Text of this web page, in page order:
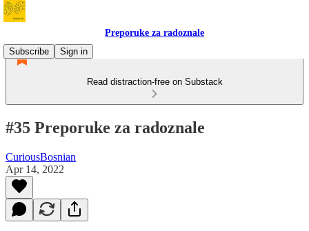
Preporuke za radoznale
Subscribe
Sign in
Read distraction-free on Substack
#35 Preporuke za radoznale
CuriousBosnian
Apr 14, 2022